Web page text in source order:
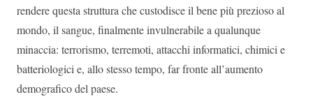
rendere questa struttura che custodisce il bene più prezioso al
mondo, il sangue, finalmente invulnerabile a qualunque
minaccia: terrorismo, terremoti, attacchi informatici, chimici e
batteriologici e, allo stesso tempo, far fronte all’aumento
demografico del paese.